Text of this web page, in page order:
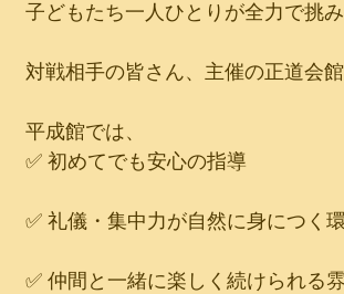
子どもたち一人ひとりが全力で挑
対戦相手の皆さん、主催の正道会
平成館では、
✅ 初めてでも安心の指導
✅ 礼儀・集中力が自然に身につく
✅ 仲間と一緒に楽しく続けられる